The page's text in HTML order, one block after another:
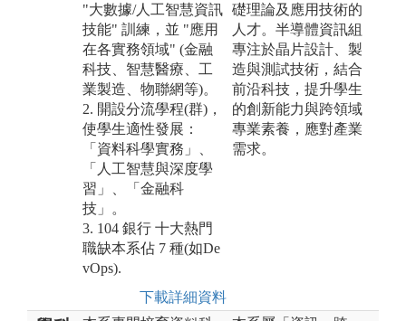
"大數據/人工智慧資訊
技能" 訓練，並 "應用
在各實務領域" (金融
科技、智慧醫療、工
業製造、物聯網等)。
2. 開設分流學程(群)，
使學生適性發展：
「資料科學實務」、
「人工智慧與深度學
習」、「金融科
技」。
3. 104 銀行 十大熱門
職缺本系佔 7 種(如De
vOps).
下載詳細資料
礎理論及應用技術的
人才。半導體資訊組
專注於晶片設計、製
造與測試技術，結合
前沿科技，提升學生
的創新能力與跨領域
專業素養，應對產業
需求。